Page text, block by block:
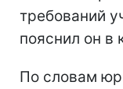
требований
пояснил он в
По словам